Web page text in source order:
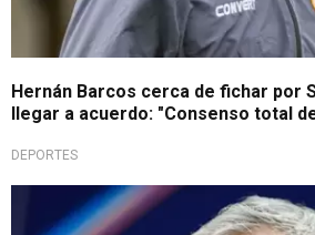
Hernán Barcos cerca de fichar por
llegar a acuerdo: "Consenso total
DEPORTES
Luego de más de 10 años